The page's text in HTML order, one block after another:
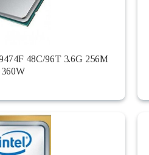
48C/96T 3.6G 256M
360W